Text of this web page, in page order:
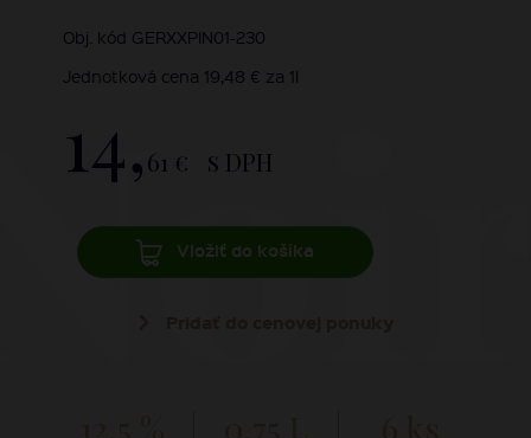
Obj. kód GERXXPIN01-230
Jednotková cena 19,48 € za 1l
14,61 € s DPH
Vložiť do košíka